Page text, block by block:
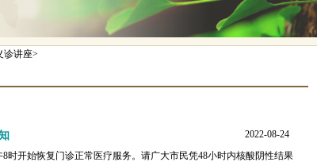
诊讲座>
2022-08-24
开始恢复门诊正常医疗服务。请广大市民凭48小时内核酸阴性结果